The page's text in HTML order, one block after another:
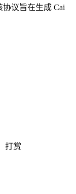
协议旨在生成 Cai
打赏